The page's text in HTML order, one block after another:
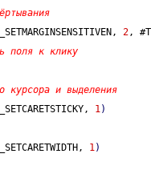
2,
поля к клику
курсора и выделения
1)
1)